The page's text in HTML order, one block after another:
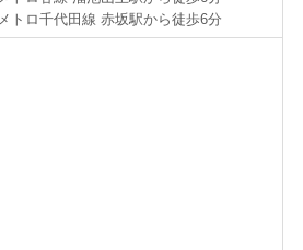
トロ千代田線 赤坂駅から徒歩6分